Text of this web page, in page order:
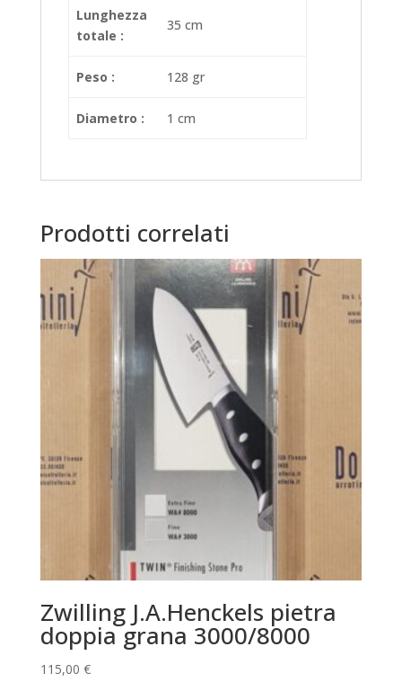
Lunghezza
totale :
35 cm
Peso : 128 gr
Diametro : 1 cm
Prodotti correlati
Zwilling J.A.Henckels pietra
doppia grana 3000/8000
115,00 €